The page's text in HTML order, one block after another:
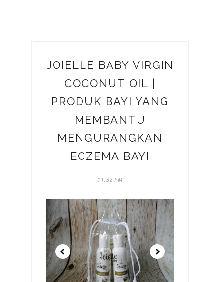
JOIELLE BABY VIRGIN
COCONUT OIL |
PRODUK BAYI YANG
MEMBANTU
MENGURANGKAN
ECZEMA BAYI
11:32 PM